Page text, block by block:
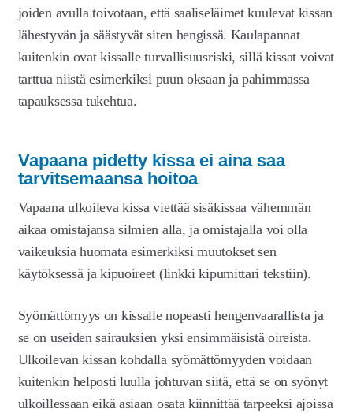
joiden avulla toivotaan, että saaliseläimet kuulevat kissan
lähestyvän ja säästyvät siten hengissä. Kaulapannat
kuitenkin ovat kissalle turvallisuusriski, sillä kissat voivat
tarttua niistä esimerkiksi puun oksaan ja pahimmassa
tapauksessa tukehtua.
Vapaana pidetty kissa ei aina saa
tarvitsemaansa hoitoa
Vapaana ulkoileva kissa viettää sisäkissaa vähemmän
aikaa omistajansa silmien alla, ja omistajalla voi olla
vaikeuksia huomata esimerkiksi muutokset sen
käytöksessä ja kipuoireet (linkki kipumittari tekstiin).
Syömättömyys on kissalle nopeasti hengenvaarallista ja
se on useiden sairauksien yksi ensimmäisistä oireista.
Ulkoilevan kissan kohdalla syömättömyyden voidaan
kuitenkin helposti luulla johtuvan siitä, että se on syönyt
ulkoillessaan eikä asiaan osata kiinnittää tarpeeksi ajoissa